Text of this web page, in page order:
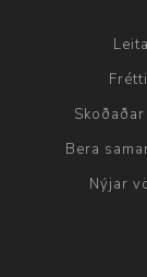
Leita
Bera
Nýjar